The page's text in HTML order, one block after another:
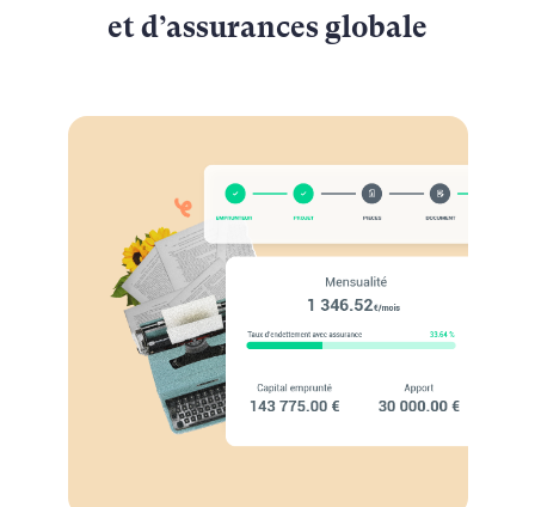
et d’assurances globale